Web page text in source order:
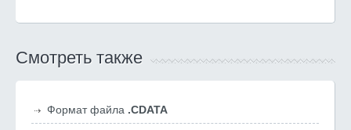
Смотреть также
Формат файла .CDATA